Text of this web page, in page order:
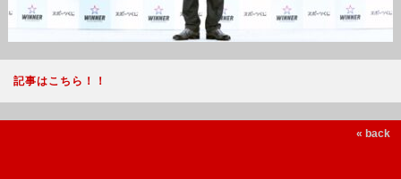
記事はこちら！！
« back